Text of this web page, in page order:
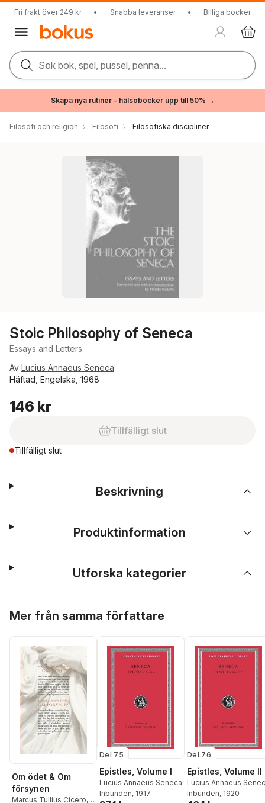
Fri frakt över 249 kr • Snabba leveranser • Billiga böcker
Sök bok, spel, pussel, penna...
Skapa nya rutiner – hälsoböcker upp till 50% →
Filosofi och religion Filosofi Filosofiska discipliner
Stoic Philosophy of Seneca
Essays and Letters
Av Lucius Annaeus Seneca
Häftad, Engelska, 1968
146 kr
Tillfälligt slut
Tillfälligt slut
Beskrivning
Produktinformation
Utforska kategorier
Mer från samma författare
Om ödet & Om
försynen
Marcus Tullius Cicero,
Del 75
Epistles, Volume I
Lucius Annaeus Seneca
Inbunden, 1917
Del 76
Epistles, Volume II
Lucius Annaeus
Inbunden, 1920